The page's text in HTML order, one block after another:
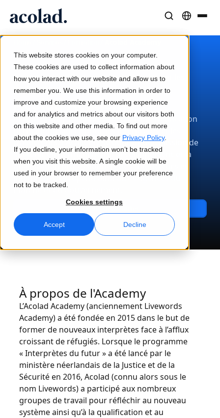
This website stores cookies on your computer.
These cookies are used to collect information about
how you interact with our website and allow us to
remember you. We use this information in order to
improve and customize your browsing experience
and for analytics and metrics about our visitors both
on this website and other media. To find out more
about the cookies we use, see our Privacy Policy.
If you decline, your information won’t be tracked
when you visit this website. A single cookie will be
used in your browser to remember your preference
not to be tracked.
Cookies settings
Accept Decline
Traduction
Vitesse de l’IA, précision humaine
Interprétation
Communication fluide, partout
Médias et Divertissement
Donnez vie à vos contenus sur tous les écrans
Conseil et Externalisation
Transformez l’audio en action
Services de données
Renforcez vos IA avec des données fiables
Toutes les solutions
Solutions par Secteur
Lia Translate
Traductions instantanées adaptées à votre marque
Lia Live
L'interprétation revisitée
Connectivité
Intégration des flux de travail simplifiée
Interprétation IA
Doublage efficace à grande échelle
Services de données IA
Optimisez l’IA avec des données de qualité
Études de cas
Résultats concrets de nos clients
Articles
Analyses d’experts sur le contenu global
Ebooks
Guides et stratégies approfondis
Webinaires à la demande
Maîtriser la traduction IA pour les marques
mondiales
Conseils pour optimiser efficacité, échelle et qualité
À propos d’Acolad
Durabilité
Partenaires
Actualités
Carrières
Construisez votre avenir avec nous
Opportunités freelance
Rejoignez notre réseau mondial
Formation continue pour les interprètes et les
traducteurs
Acolad Academy
Acolad Academy est notre organisme d’éducation
permanente agréé pour les interprètes et les
traducteurs. L’Academy se donne pour mission de
soutenir en permanence le développement et la
qualification professionnels des traducteurs et
interprètes, et répond ainsi aux exigences du
marché et du gouvernement.
Cours disponibles
À propos de l'Academy
L’Acolad Academy (anciennement Livewords
Academy) a été fondée en 2015 dans le but de
former de nouveaux interprètes face à l’afflux
croissant de réfugiés. Lorsque le programme
« Interprètes du futur » a été lancé par le
ministère néerlandais de la Justice et de la
Sécurité en 2016, Acolad (connu alors sous le
nom Livewords) a participé aux nombreux
groupes de travail pour réfléchir au nouveau
système ainsi qu’à la qualification et au